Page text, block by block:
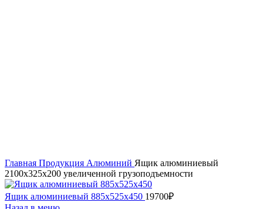
Главная Продукция Алюминий Ящик алюминиевый
2100х325х200 увеличенной грузоподъемности
Ящик алюминиевый 885х525х450 19700₽